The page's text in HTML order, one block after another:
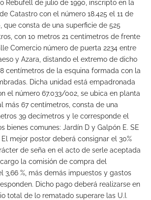
Rebufell de julio de 1990, inscripto en la
Catastro con el número 18.425 el 11 de
que consta de una superficie de 525
con 10 metros 21 centímetros de frente
Comercio número de puerta 2234 entre
y Azara, distando el extremo de dicho
centímetros de la esquina formada con la
Dicha unidad está empadronada
el número 67.033/002, se ubica en planta
más 67 centímetros, consta de una
39 decímetros y le corresponde el
bienes comunes: Jardín D y Galpón E. SE
El mejor postor deberá consignar el 30%
de seña en el acto de serle aceptada
la comisión de compra del
3,66 %, más demás impuestos y gastos
Dicho pago deberá realizarse en
total de lo rematado superare las U.I.